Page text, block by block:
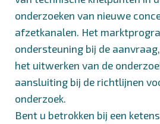
onderzoeken van nieuwe
afzetkanalen. Het
ondersteuning bij de
het uitwerken van de
aansluiting bij de richtlijnen
onderzoek.
Bent u betrokken bij een